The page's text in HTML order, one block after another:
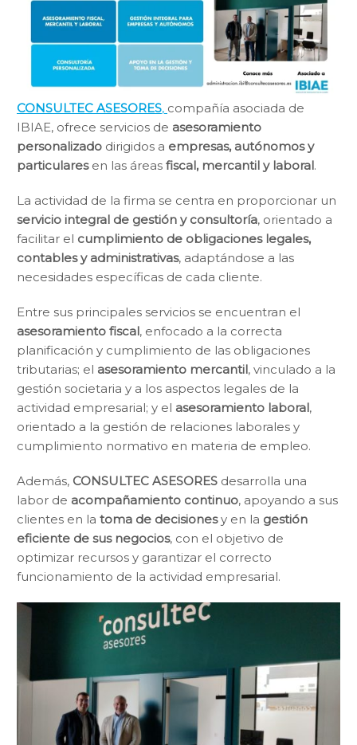
CONSULTEC ASESORES, compañía asociada de
IBIAE, ofrece servicios de asesoramiento
personalizado dirigidos a empresas, autónomos y
particularesen las áreas fiscal, mercantil y laboral.
La actividad de la firma se centra en proporcionar un
servicio integral de gestión y consultoría, orientado a
facilitar el cumplimiento de obligaciones legales,
contables y administrativas, adaptándose a las
necesidades específicas de cada cliente.
Entre sus principales servicios se encuentran el
asesoramiento fiscal, enfocado a la correcta
planificación y cumplimiento de las obligaciones
tributarias; el asesoramiento mercantil, vinculado a la
gestión societaria y a los aspectos legales de la
actividad empresarial; y el asesoramiento laboral,
orientado a la gestión de relaciones laborales y
cumplimiento normativo en materia de empleo.
Además, CONSULTEC ASESORES desarrolla una
labor de acompañamiento continuo, apoyando a sus
clientes en la toma de decisionesy en la gestión
eficiente de sus negocios, con el objetivo de
optimizar recursos y garantizar el correcto
funcionamiento de la actividad empresarial.